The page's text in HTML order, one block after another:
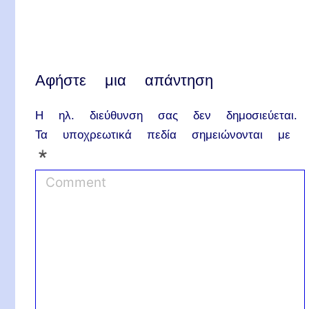
Αφήστε μια απάντηση
Η ηλ. διεύθυνση σας δεν δημοσιεύεται.
Τα υποχρεωτικά πεδία σημειώνονται με
*